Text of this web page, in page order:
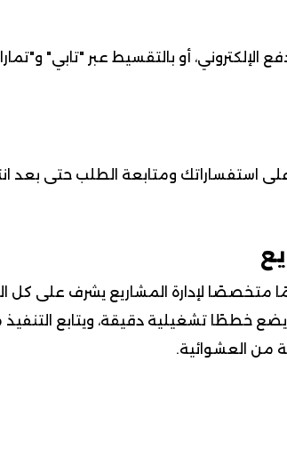
الإلكتروني، أو بالتقسيط عبر "تابي"
استفساراتك ومتابعة الطلب حتى بعد
لإدارة المشاريع يشرف على كل
يضع خططًا تشغيلية دقيقة، ويتابع
من العشوائية.